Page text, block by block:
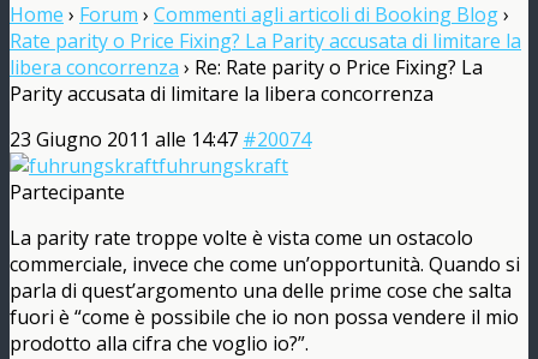
Home › Forum › Commenti agli articoli di Booking Blog›
Rate parity o Price Fixing? La Parity accusata di limitare la
libera concorrenza › Re: Rate parity o Price Fixing? La
Parity accusata di limitare la libera concorrenza
23 Giugno 2011 alle 14:47 #20074
fuhrungskraft
Partecipante
La parity rate troppe volte è vista come un ostacolo
commerciale, invece che come un’opportunità. Quando si
parla di quest’argomento una delle prime cose che salta
fuori è “come è possibile che io non possa vendere il mio
prodotto alla cifra che voglio io?”.